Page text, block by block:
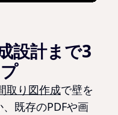
設計まで3
取り図作成で壁を
既存のPDFや画